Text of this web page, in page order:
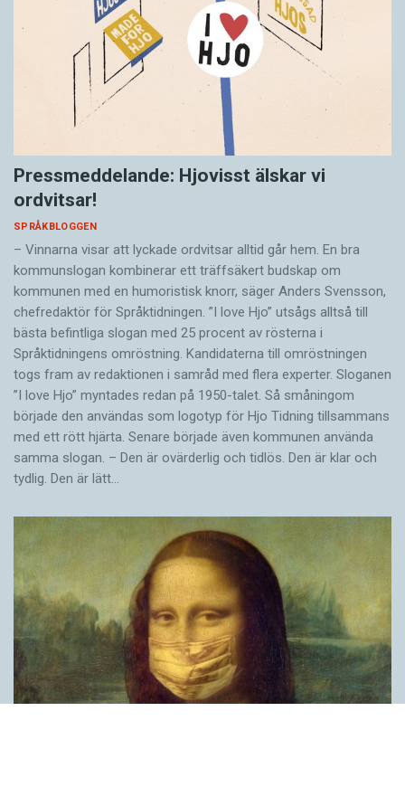
Pressmeddelande: Hjovisst älskar vi
ordvitsar!
SPRÅKBLOGGEN
– Vinnarna visar att lyckade ordvitsar alltid går hem. En bra
kommunslogan kombinerar ett träffsäkert budskap om
kommunen med en humoristisk knorr, säger Anders Svensson,
chefredaktör för Språktidningen. ”I love Hjo” utsågs alltså till
bästa befintliga slogan med 25 procent av rösterna i
Språktidningens omröstning. Kandidaterna till omröstningen
togs fram av redaktionen i samråd med flera experter. Sloganen
”I love Hjo” myntades redan på 1950-talet. Så småningom
började den användas som logotyp för Hjo Tidning tillsammans
med ett rött hjärta. Senare började även kommunen använda
samma slogan. – Den är ovärderlig och tidlös. Den är klar och
tydlig. Den är lätt…